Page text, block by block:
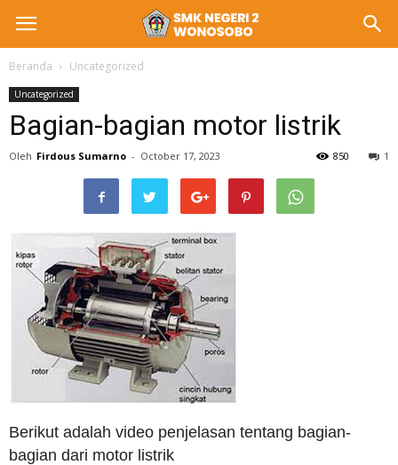
Beranda Uncategorized
Uncategorized
Bagian-bagian motor listrik
Oleh Firdous Sumarno - October 17, 2023 1
850
Berikut adalah video penjelasan tentang bagian-
bagian dari motor listrik